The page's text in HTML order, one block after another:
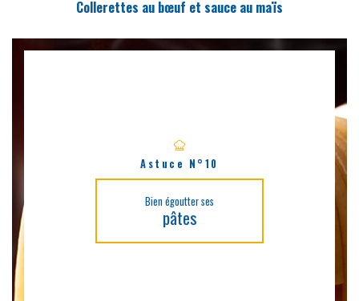
Collerettes au bœuf et sauce au maïs
Astuce N°10
Bien égoutter ses
pâtes